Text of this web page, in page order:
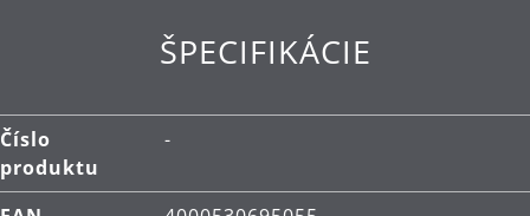
ŠPECIFIKÁCIE
Číslo
produktu
-